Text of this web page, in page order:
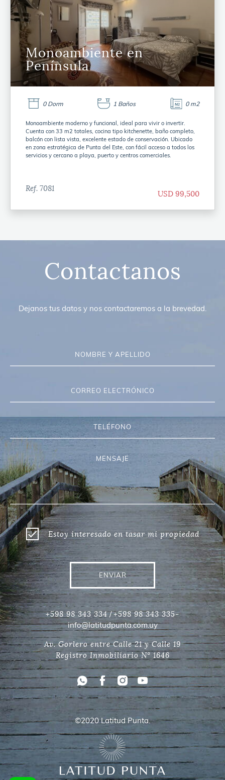
Monoambiente en
Península
0 Dorm 1 Baños 0 m2
Monoambiente moderno y funcional, ideal para vivir o invertir.
Cuenta con 33 m2 totales, cocina tipo kitchenette, baño completo,
balcón con lista vista, excelente estado de conservación. Ubicado
en zona estratégica de Punta del Este, con fácil acceso a todos los
servicios y cercano a playa, puerto y centros comerciales.
Ref. 7081
USD 99,500
Contactanos
Dejanos tus datos y nos contactaremos a la brevedad.
Estoy interesado en tasar mi propiedad
ENVIAR
+598 98 343 334 / +598 98 343 335-
info@latitudpunta.com.uy
Av. Gorlero entre Calle 21 y Calle 19
Registro Inmobiliario N° 1646
©2020 Latitud Punta.